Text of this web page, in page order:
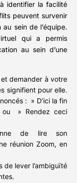
identifier la facilité
peuvent survenir
au sein de l’équipe.
qui a permis
au sein d’une
et demander à votre
signifient pour elle.
: » D’ici la fin
ou » Rendez ceci
de lire son
réunion Zoom, en
de lever l’ambiguïté